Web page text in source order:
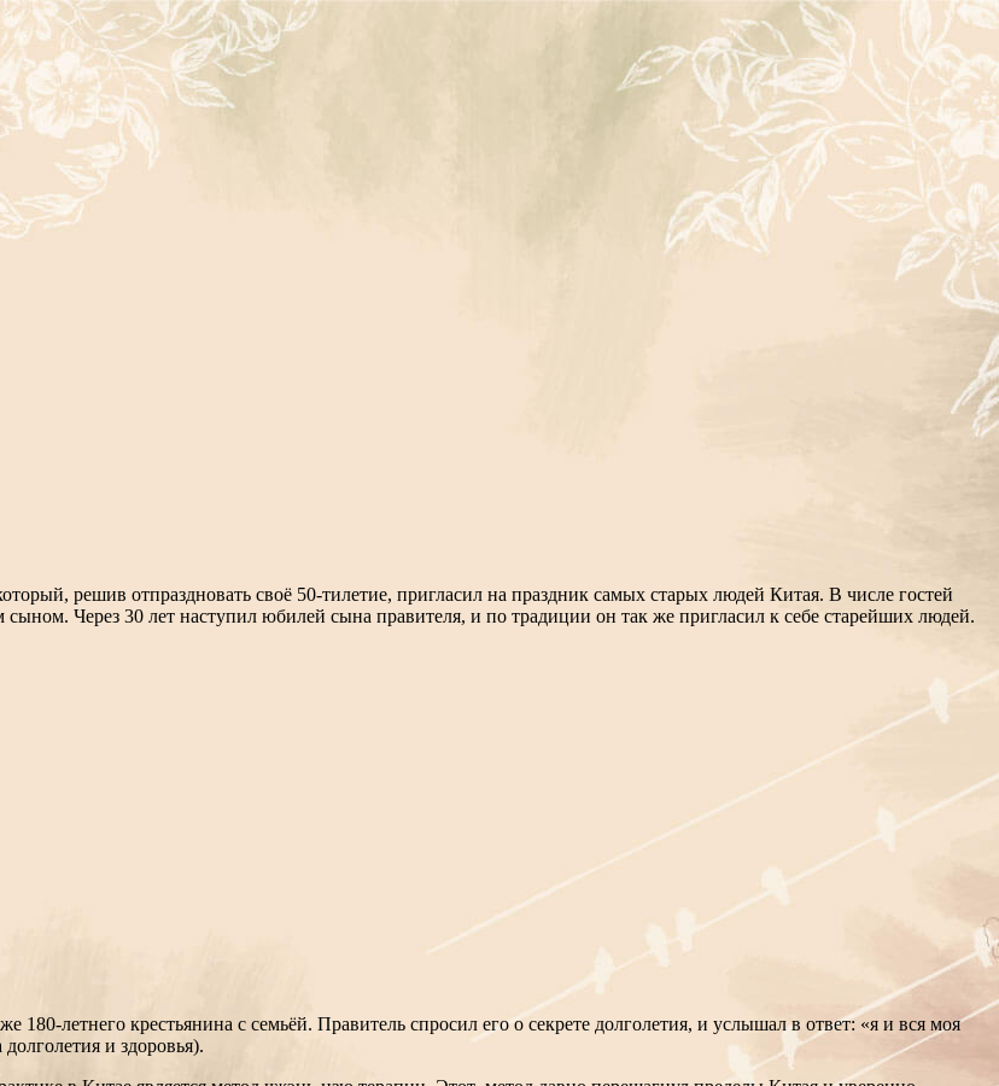
решив отпраздновать своё 50-тилетие, пригласил на праздник самых старых людей Китая. В числе гостей
Через 30 лет наступил юбилей сына правителя, и по традиции он так же пригласил к себе старейших людей.
летнего крестьянина с семьёй. Правитель спросил его о секрете долголетия, и услышал в ответ: «я и вся моя
и здоровья).